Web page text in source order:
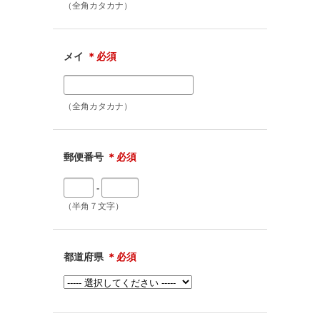
（全角カタカナ）
メイ ＊必須
（全角カタカナ）
郵便番号 ＊必須
-
（半角７文字）
都道府県 ＊必須